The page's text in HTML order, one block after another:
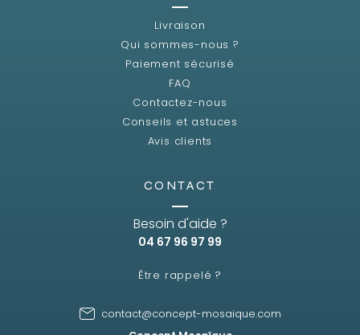
Livraison
Qui sommes-nous ?
Paiement sécurisé
FAQ
Contactez-nous
Conseils et astuces
Avis clients
CONTACT
Besoin d'aide ?
04 67 96 97 99
Être rappelé ?
contact@concept-mosaique.com